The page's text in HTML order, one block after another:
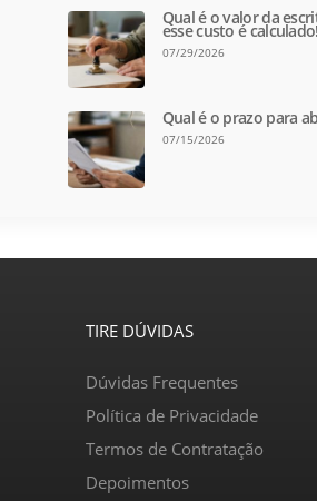
Qual é o valor da
esse custo é
07/29/2026
Qual é o prazo para
07/15/2026
TIRE DÚVIDAS
Dúvidas Frequentes
Política de Privacidade
Termos de Contratação
Depoimentos